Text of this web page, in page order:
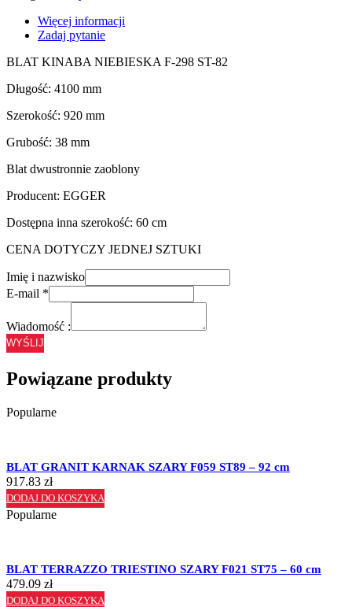
Więcej informacji
Zadaj pytanie
BLAT KINABA NIEBIESKA F-298 ST-82
Długość: 4100 mm
Szerokość: 920 mm
Grubość: 38 mm
Blat dwustronnie zaoblony
Producent: EGGER
Dostępna inna szerokość: 60 cm
CENA DOTYCZY JEDNEJ SZTUKI
Imię i nazwisko
E-mail *
Wiadomość :
WYŚLIJ
Powiązane produkty
Popularne
BLAT GRANIT KARNAK SZARY F059 ST89 – 92 cm
917.83 zł
DODAJ DO KOSZYKA
Popularne
BLAT TERRAZZO TRIESTINO SZARY F021 ST75 – 60 cm
479.09 zł
DODAJ DO KOSZYKA